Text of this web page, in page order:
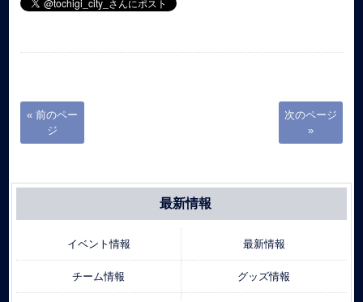
« 前のペー
ジ
次のページ
»
最新情報
イベント情報 最新情報
チーム情報 グッズ情報